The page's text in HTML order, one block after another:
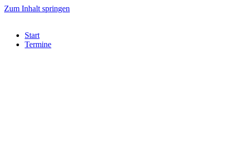
Zum Inhalt springen
Start
Termine